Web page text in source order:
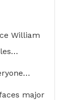
William
major